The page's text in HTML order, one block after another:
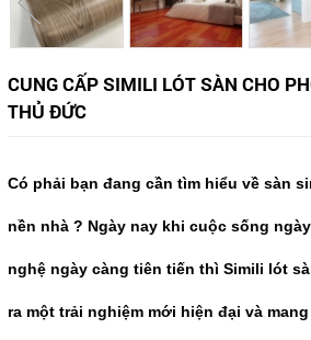
CUNG CẤP SIMILI LÓT SÀN CHO
THỦ ĐỨC
Có phải bạn đang cần tìm hiểu về sàn
nền nhà ? Ngày nay khi cuộc sống
nghệ ngày càng tiên tiến thì Simili lót
ra một trải nghiệm mới hiện đại và